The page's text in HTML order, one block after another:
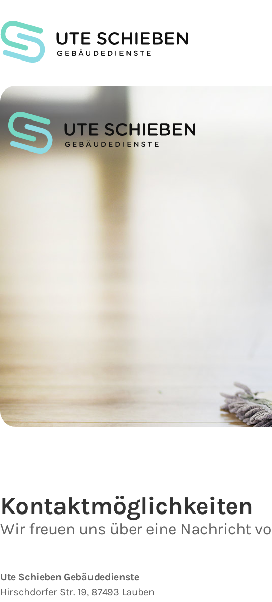
Kontakt­möglichkeiten
Wir freuen uns über eine Nachricht
Ute Schieben Gebäudedienste
Hirschdorfer Str. 19, 87493 Lauben